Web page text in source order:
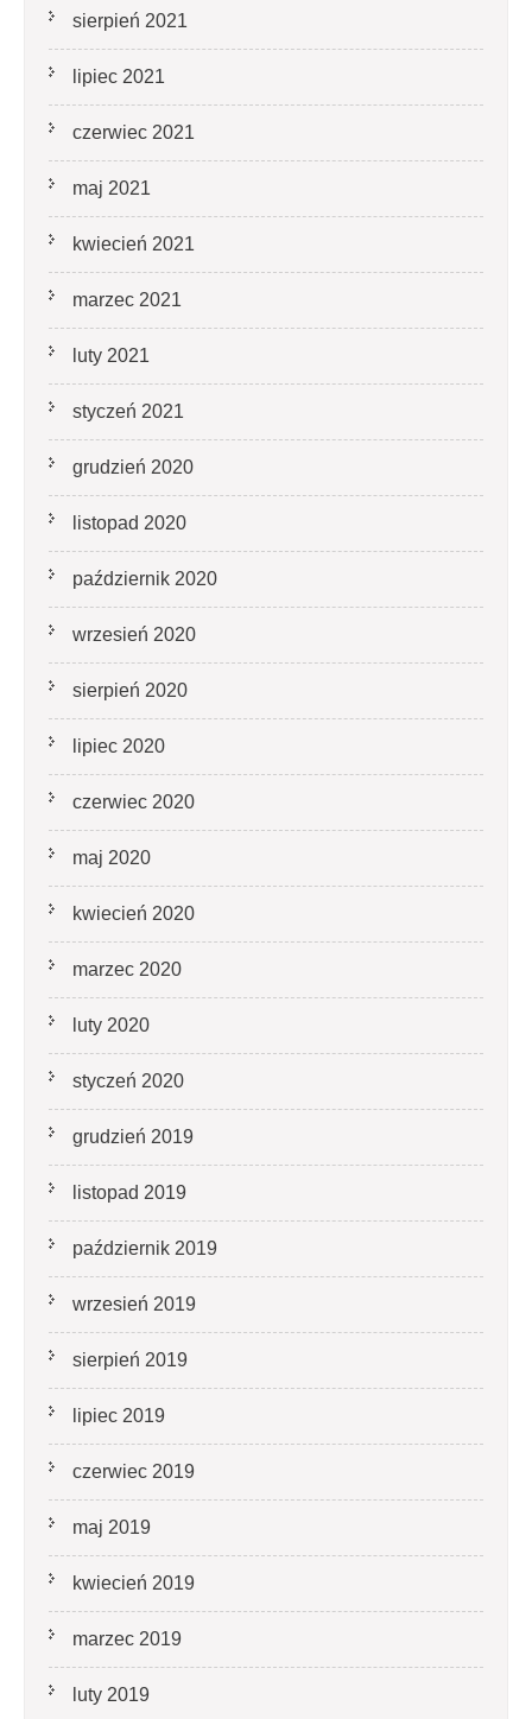
sierpień 2021
lipiec 2021
czerwiec 2021
maj 2021
kwiecień 2021
marzec 2021
luty 2021
styczeń 2021
grudzień 2020
listopad 2020
październik 2020
wrzesień 2020
sierpień 2020
lipiec 2020
czerwiec 2020
maj 2020
kwiecień 2020
marzec 2020
luty 2020
styczeń 2020
grudzień 2019
listopad 2019
październik 2019
wrzesień 2019
sierpień 2019
lipiec 2019
czerwiec 2019
maj 2019
kwiecień 2019
marzec 2019
luty 2019